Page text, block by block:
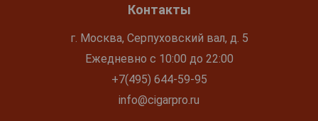
Контакты
г. Москва, Серпуховский вал, д. 5
Ежедневно с 10:00 до 22:00
+7(495) 644-59-95
info@cigarpro.ru